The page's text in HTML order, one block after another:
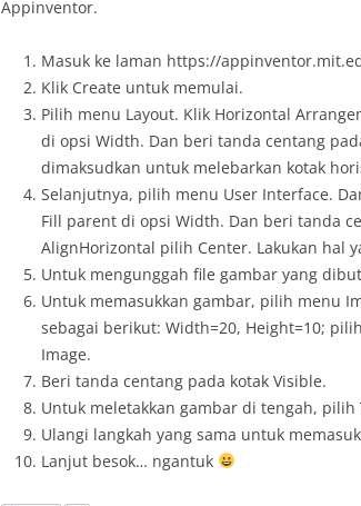
Appinventor.
Masuk ke laman https://
Klik Create untuk memulai.
Pilih menu Layout. Klik Horizontal
di opsi Width. Dan beri tanda centang
dimaksudkan untuk melebarkan kotak
Selanjutnya, pilih menu User Interface.
Fill parent di opsi Width. Dan beri tanda
AlignHorizontal pilih Center. Lakukan hal
Untuk mengunggah file gambar yang
Untuk memasukkan gambar, pilih menu
sebagai berikut: Width=20, Height=10;
Image.
Beri tanda centang pada kotak Visible.
Untuk meletakkan gambar di tengah,
Ulangi langkah yang sama untuk
Lanjut besok… ngantuk